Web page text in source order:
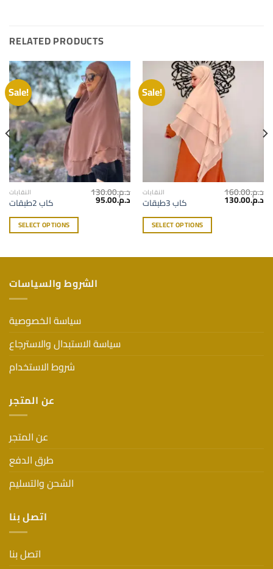
RELATED PRODUCTS
Sale!
النقابات
كاب 2طبقات
د.م.130.00د.م.95.00
SELECT OPTIONS
Sale!
النقابات
كاب 3طبقات
د.م.160.00د.م.130.00
SELECT OPTIONS
الشروط والسياسات
سياسة الخصوصية
سياسة الاستبدال والاسترجاع
شروط الاستخدام
عن المتجر
عن المتجر
طرق الدفع
الشحن والتسليم
اتصل بنا
اتصل بنا